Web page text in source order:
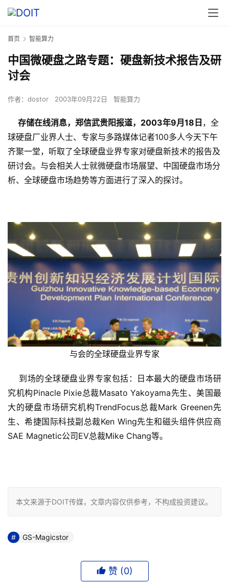
首页 智能算力
中国微硬盘之路专题：硬盘新技术报告及研
讨会
作者： dostor 2003年09月22日 智能算力
存储在线消息，郑信武贵阳报道，2003年9月18日 ，全
球硬盘厂业界人士、专家与多路媒体记者100多人今天下午
齐聚一堂，听取了全球硬盘业界专家对硬盘新技术的报告及
研讨会。与会相关人士就微硬盘市场展望、中国硬盘市场分
析、全球硬盘市场趋势等方面进行了深入的探讨。
与会的全球硬盘业界专家
到场的全球硬盘业界专家包括：日本最大的硬盘市场研
究机构Pinacle Pixie总裁Masato Yakoyama先生、美国最
大的硬盘市场研究机构TrendFocus总裁Mark Greenen先
生、希捷国际科技副总裁Ken Wing先生和磁头组件供应商
SAE Magnetic公司EV总裁Mike Chang等。
本文来源于DOIT传媒，文章内容仅供参考，不构成投资建议。
GS-Magicstor
赞 (0)